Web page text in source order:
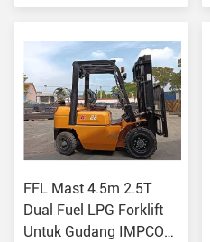
FFL Mast 4.5m 2.5T
Dual Fuel LPG Forklift
Untuk Gudang IMPCO